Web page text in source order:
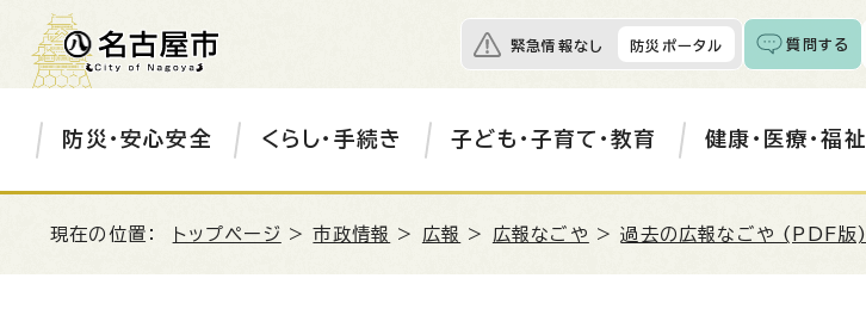
緊急情報なし 防災ポータル 質問する
防災・安心安全 くらし・手続き 子ども・子育て・教育 健康・医療・福祉
現在の位置： トップページ >市政情報 > 広報 > 広報なごや >過去の広報なごや (PDF版)